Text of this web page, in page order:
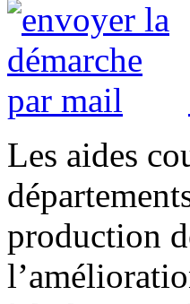
Les aides
production